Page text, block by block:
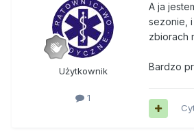
Użytkownik
1
A ja
sezonie,
zbiorach
Bardzo